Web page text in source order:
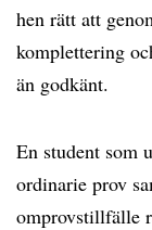
hen rätt att
komplettering
än godkänt.
En student som
ordinarie prov
omprovstillfälle